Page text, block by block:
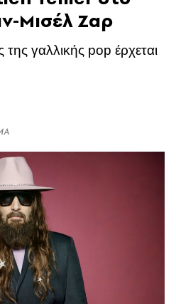
Μισέλ Ζαρ
γαλλικής pop έρχεται